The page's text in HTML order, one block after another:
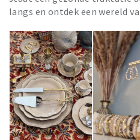
langs en ontdek een wereld